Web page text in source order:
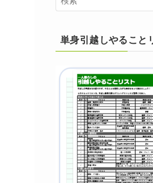
単身引越しやること